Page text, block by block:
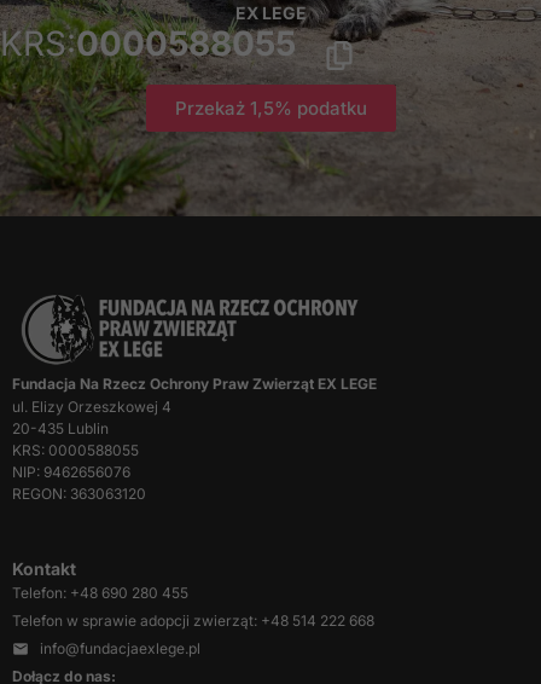
EX LEGE
KRS:0000588055
Przekaż 1,5% podatku
Fundacja Na Rzecz Ochrony Praw Zwierząt EX LEGE
ul. Elizy Orzeszkowej 4
20-435 Lublin
KRS: 0000588055
NIP: 9462656076
REGON: 363063120
Kontakt
Telefon: +48 690 280 455
Telefon w sprawie adopcji zwierząt: +48 514 222 668
info@fundacjaexlege.pl
Dołącz do nas:
znikną ze strony
internetowej.
Marketing
Udostępniając
zachowania
szansę na
treści i ofert.